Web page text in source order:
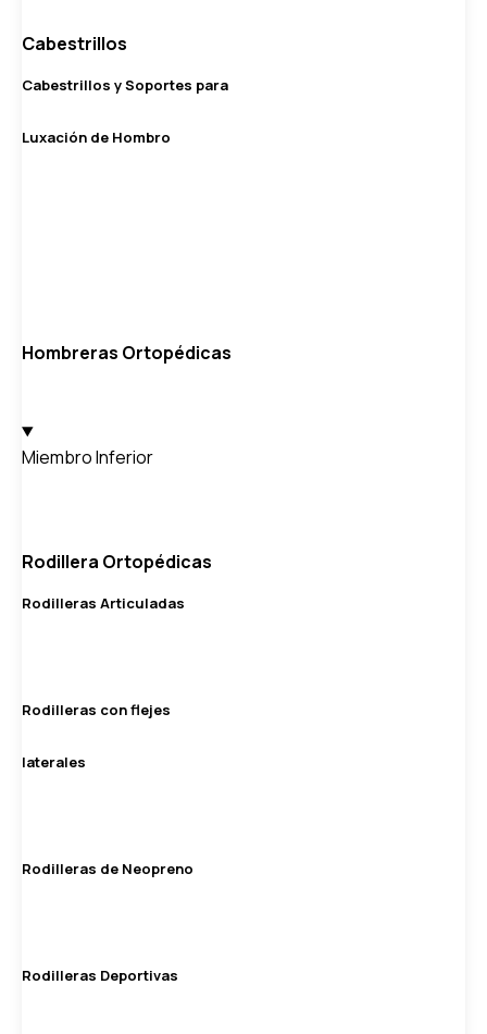
Cabestrillos
Cabestrillos y Soportes para
Luxación de Hombro
Hombreras Ortopédicas
Miembro Inferior
Rodillera Ortopédicas
Rodilleras Articuladas
Rodilleras con flejes
laterales
Rodilleras de Neopreno
Rodilleras Deportivas